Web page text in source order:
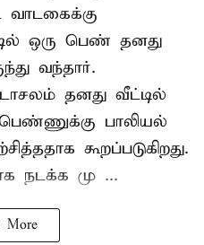
ஒரு பெண் தனது
வந்தார்.
தனது வீட்டில்
பெண்ணுக்கு பாலியல்
கூறப்படுகிறது.
நடக்க மு ...
More